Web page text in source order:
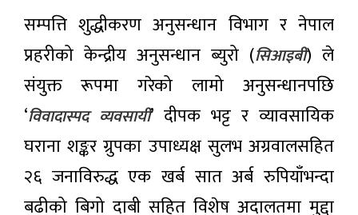
सुधार
ग्यास
सिलिन्डर
वितरण
मानव–
द्वन्द्व :
तीन वर्षमा
लाखभन्दा
बढी राहत
वितरण
२0 घण्टा अगाडी
लोकप्रिय
समाचार
सम्पत्ति शुद्धीकरण अनुसन्धान विभाग र नेपाल
प्रहरीको केन्द्रीय अनुसन्धान ब्युरो (सिआइबी) ले
संयुक्त रूपमा गरेको लामो अनुसन्धानपछि
‘विवादास्पद व्यवसायी’ दीपक भट्ट र व्यावसायिक
घराना शङ्कर ग्रुपका उपाध्यक्ष सुलभ अग्रवालसहित
२६ जनाविरुद्ध एक खर्ब सात अर्ब रुपियाँभन्दा
बढीको बिगो दाबी सहित विशेष अदालतमा मुद्दा